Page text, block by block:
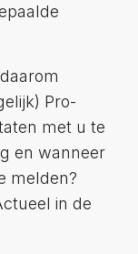
Pro-
met u te
en wanneer
melden?
in de